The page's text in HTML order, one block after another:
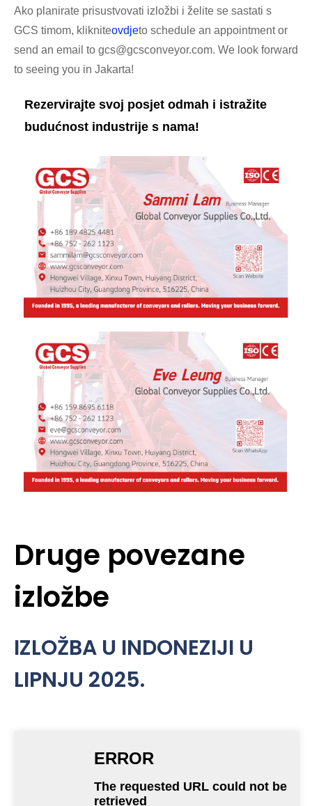
Ako planirate prisustvovati izložbi i želite se sastati s
GCS timom, klikniteovdjeto schedule an appointment or
send an email to gcs@gcsconveyor.com. We look forward
to seeing you in Jakarta!
Rezervirajte svoj posjet odmah i istražite
budućnost industrije s nama!
Druge povezane
izložbe
IZLOŽBA U INDONEZIJI U
LIPNJU 2025.